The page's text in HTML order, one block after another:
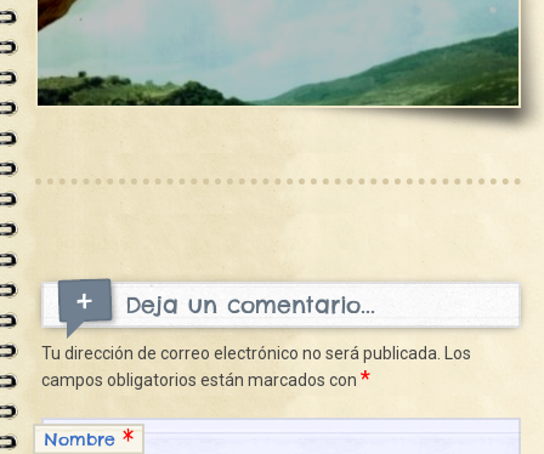
Deja un comentario...
Tu dirección de correo electrónico no será publicada.
Los
campos obligatorios están marcados con*
Nombre*